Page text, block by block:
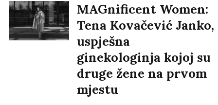
MAGnificent Women:
Tena Kovačević Janko,
uspješna
ginekologinja kojoj su
druge žene na prvom
mjestu